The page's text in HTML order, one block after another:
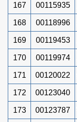
167 00115935
168 00118996
169 00119453
170 00119974
171 00120022
172 00123040
173 00123787